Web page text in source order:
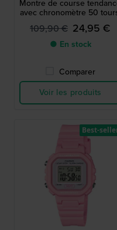
Montre de course
avec chronomètre 50
109,90 € 24,95 €
● En stock
Comparer
Voir les produits
Best-